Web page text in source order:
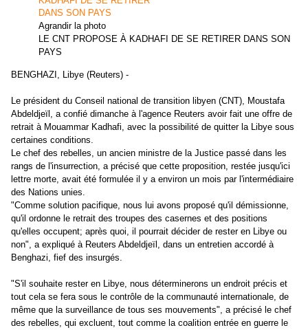
Agrandir la photo
LE CNT PROPOSE À KADHAFI DE SE RETIRER DANS SON
PAYS
BENGHAZI, Libye (Reuters) -
Le président du Conseil national de transition libyen (CNT), Moustafa
Abdeldjeïl, a confié dimanche à l'agence Reuters avoir fait une offre de
retrait à Mouammar Kadhafi, avec la possibilité de quitter la Libye sous
certaines conditions.
Le chef des rebelles, un ancien ministre de la Justice passé dans les
rangs de l'insurrection, a précisé que cette proposition, restée jusqu'ici
lettre morte, avait été formulée il y a environ un mois par l'intermédiaire
des Nations unies.
"Comme solution pacifique, nous lui avons proposé qu'il démissionne,
qu'il ordonne le retrait des troupes des casernes et des positions
qu'elles occupent; après quoi, il pourrait décider de rester en Libye ou
non", a expliqué à Reuters Abdeldjeïl, dans un entretien accordé à
Benghazi, fief des insurgés.
"S'il souhaite rester en Libye, nous déterminerons un endroit précis et
tout cela se fera sous le contrôle de la communauté internationale, de
même que la surveillance de tous ses mouvements", a précisé le chef
des rebelles, qui excluent, tout comme la coalition entrée en guerre le